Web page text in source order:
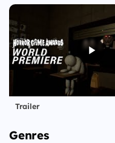
Trailer
Genres